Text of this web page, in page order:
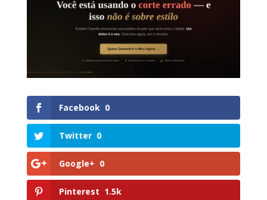
Facebook 0
Twitter 0
Google+ 0
Pinterest 1.5k